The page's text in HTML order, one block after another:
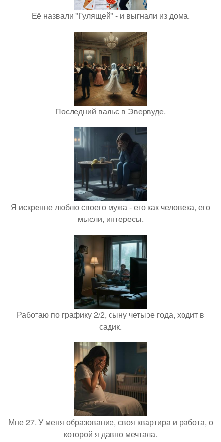
Её назвали "Гулящей" - и выгнали из дома.
Последний вальс в Эвервуде.
Я искренне люблю своего мужа - его как человека, его
мысли, интересы.
Работаю по графику 2/2, сыну четыре года, ходит в
садик.
Мне 27. У меня образование, своя квартира и работа, о
которой я давно мечтала.